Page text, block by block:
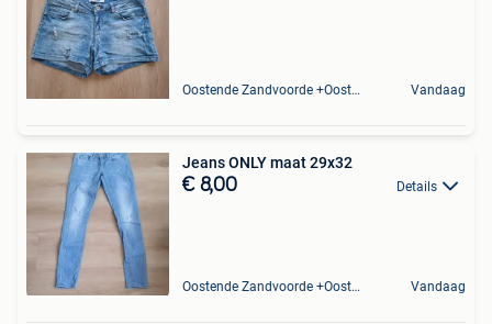
Oostende Zandvoorde +Oostende Vandaag
Jeans ONLY maat 29x32
€ 8,00 Details
Oostende Zandvoorde +Oostende Vandaag